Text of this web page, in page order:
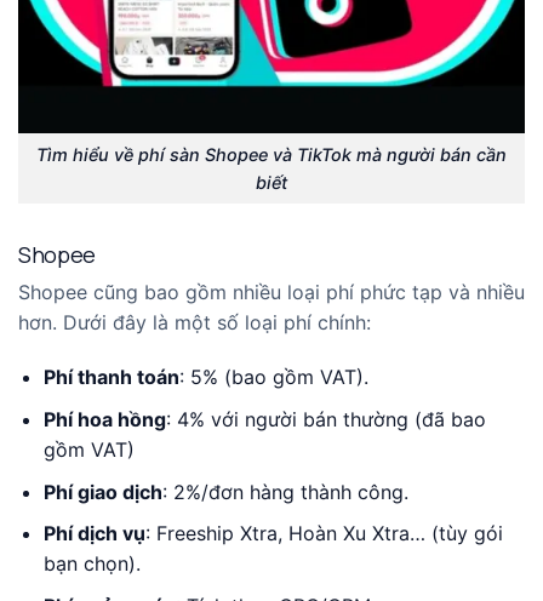
Tìm hiểu về phí sàn Shopee và TikTok mà người bán cần
biết
Shopee
Shopee cũng bao gồm nhiều loại phí phức tạp và nhiều
hơn. Dưới đây là một số loại phí chính:
Phí thanh toán: 5% (bao gồm VAT).
Phí hoa hồng: 4% với người bán thường (đã bao
gồm VAT)
Phí giao dịch: 2%/đơn hàng thành công.
Phí dịch vụ: Freeship Xtra, Hoàn Xu Xtra… (tùy gói
bạn chọn).